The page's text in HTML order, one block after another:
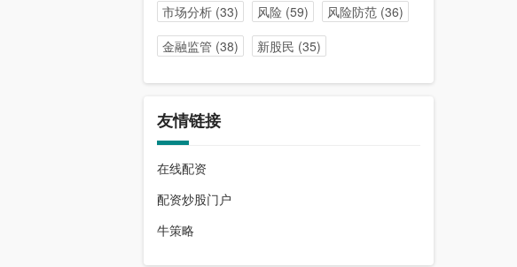
市场分析 (33) 风险 (59) 风险防范 (36)
金融监管 (38) 新股民 (35)
友情链接
在线配资
配资炒股门户
牛策略